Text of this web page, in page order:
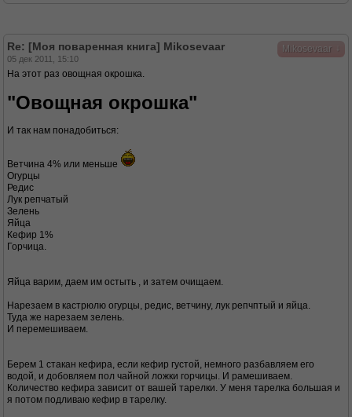
Mikosevaar
Re: [Моя поваренная книга] Mikosevaar
05 дек 2011, 15:10
На этот раз овощная окрошка.
"Овощная окрошка"
И так нам понадобиться:
Ветчина 4% или меньше
Огурцы
Редис
Лук репчатый
Зелень
Яйца
Кефир 1%
Горчица.
Яйца варим, даем им остыть , и затем очищаем.
Нарезаем в кастрюлю огурцы, редис, ветчину, лук репчптый и яйца.
Туда же нарезаем зелень.
И перемешиваем.
Берем 1 стакан кефира, если кефир густой, немного разбавляем его
водой, и добовляем пол чайной ложки горчицы. И рамешиваем.
Количество кефира зависит от вашей тарелки. У меня тарелка большая и
я потом подливаю кефир в тарелку.